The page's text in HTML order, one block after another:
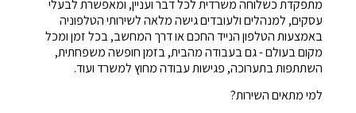
מתפקדת כשלוחה משרדית לכל דבר ועניין, ומאפשרת לבעלי
עסקים, למנהלים ולעובדים גישה מלאה לשירותי הטלפוניה
באמצעות הטלפון הנייד החכם או דרך המחשב, בכל זמן ומכל
מקום בעולם - גם בעבודה מהבית, בזמן חופשה משפחתית,
השתתפות בתערוכה, פגישות עבודה מחוץ למשרד ועוד.
למי מתאים השירות?